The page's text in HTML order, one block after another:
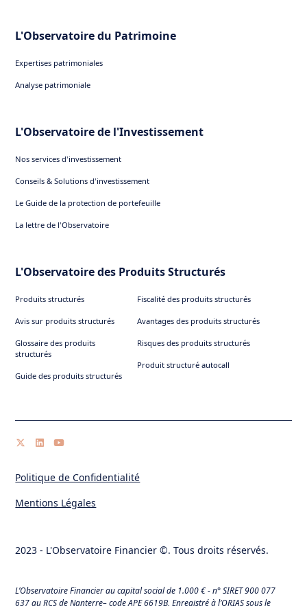
L'Observatoire du Patrimoine
Expertises patrimoniales
Analyse patrimoniale
L'Observatoire de l'Investissement
Nos services d'investissement
Conseils & Solutions d'investissement
Le Guide de la protection de portefeuille
La lettre de l'Observatoire
L'Observatoire des Produits Structurés
Produits structurés
Avis sur produits structurés
Glossaire des produits
structurés
Guide des produits structurés
Fiscalité des produits structurés
Avantages des produits structurés
Risques des produits structurés
Produit structuré autocall
2023 - L'Observatoire Financier ©. Tous droits réservés.
Politique de Confidentialité
Mentions Légales
L’Observatoire Financier au capital social de 1.000 € - n° SIRET 900 077
637 au RCS de Nanterre– code APE 6619B, Enregistré à l’ORIAS sous le